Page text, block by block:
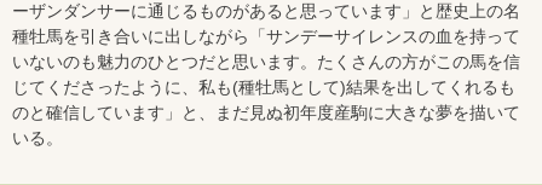
ーザンダンサーに通じるものがあると思っています」と歴史上の名
種牡馬を引き合いに出しながら「サンデーサイレンスの血を持って
いないのも魅力のひとつだと思います。たくさんの方がこの馬を信
じてくださったように、私も(種牡馬として)結果を出してくれるも
のと確信しています」と、まだ見ぬ初年度産駒に大きな夢を描いて
いる。